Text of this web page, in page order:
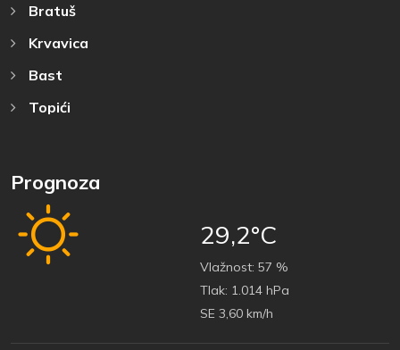
Bratuš
Krvavica
Bast
Topići
Prognoza
29,2°C
Vlažnost: 57 %
Tlak: 1.014 hPa
SE 3,60 km/h